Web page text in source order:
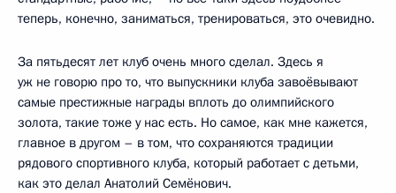
теперь, конечно, заниматься, тренироваться, это очевидно.
За пятьдесят лет клуб очень много сделал. Здесь я
уж не говорю про то, что выпускники клуба завоёвывают
самые престижные награды вплоть до олимпийского
золота, такие тоже у нас есть. Но самое, как мне кажется,
главное в другом – в том, что сохраняются традиции
рядового спортивного клуба, который работает с детьми,
как это делал Анатолий Семёнович.